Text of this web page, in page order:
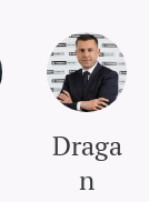
Draga
n